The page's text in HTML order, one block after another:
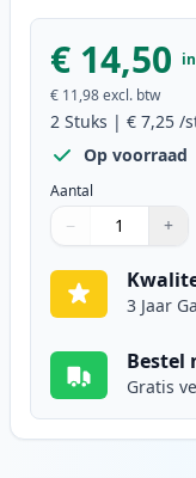
€ 14,50
€ 11,98excl. btw
2 Stuks | € 7,25 /
Op voorraad
Aantal
Gebruik de
− +
1
3 Jaar
Bestel
Gratis